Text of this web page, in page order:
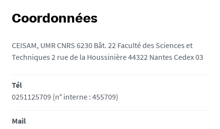
Coordonnées
CEISAM, UMR CNRS 6230 Bât. 22 Faculté des Sciences et
Techniques 2 rue de la Houssinière 44322 Nantes Cedex 03
Tél
0251125709 (n° interne : 455709)
Mail